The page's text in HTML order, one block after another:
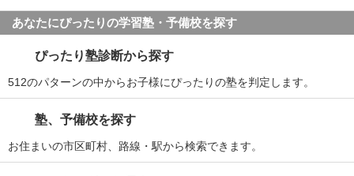
あなたにぴったりの学習塾・予備校を探す
ぴったり塾診断から探す
512のパターンの中からお子様にぴったりの塾を判定します。
塾、予備校を探す
お住まいの市区町村、路線・駅から検索できます。